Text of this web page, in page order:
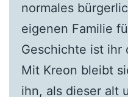
normales
eigenen Familie
Geschichte ist ihr
Mit Kreon bleibt
ihn, als dieser alt